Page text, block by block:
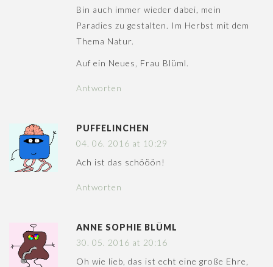
Bin auch immer wieder dabei, mein
Paradies zu gestalten. Im Herbst mit dem
Thema Natur.
Auf ein Neues, Frau Blüml.
Antworten
PUFFELINCHEN
04. 06. 2016 at 10:29
Ach ist das schööön!
Antworten
ANNE SOPHIE BLÜML
30. 05. 2016 at 20:16
Oh wie lieb, das ist echt eine große Ehre,